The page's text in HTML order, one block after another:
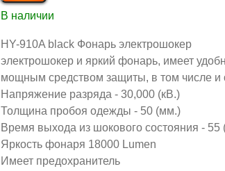
В наличии
HY-910A black Фонарь электрошокер
электрошокер и яркий фонарь, имеет
мощным средством защиты, в том числе и
Напряжение разряда - 30,000 (кВ.)
Толщина пробоя одежды - 50 (мм.)
Время выхода из шокового состояния - 55
Яркость фонаря 18000 Lumen
Имеет предохранитель